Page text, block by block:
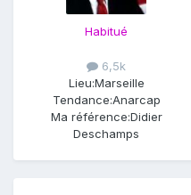
Habitué
6,5k
Lieu:Marseille
Tendance:Anarcap
Ma référence:Didier
Deschamps